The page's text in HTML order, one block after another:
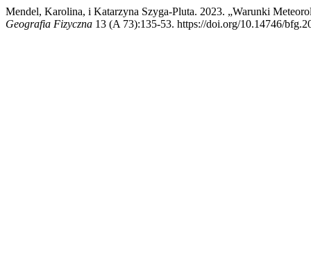
Mendel, Karolina, i Katarzyna Szyga-Pluta. 2023. „Warunki
Geografia Fizyczna 13 (A 73):135-53. https://doi.org/10.14746/